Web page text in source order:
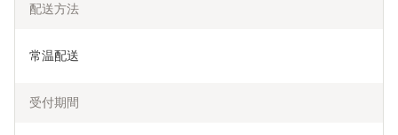
配送方法
常温配送
受付期間